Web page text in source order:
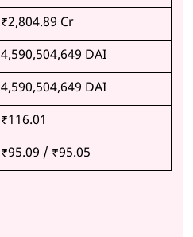
₹2,804.89 Cr
4,590,504,649 DAI
4,590,504,649 DAI
₹116.01
₹95.09 / ₹95.05